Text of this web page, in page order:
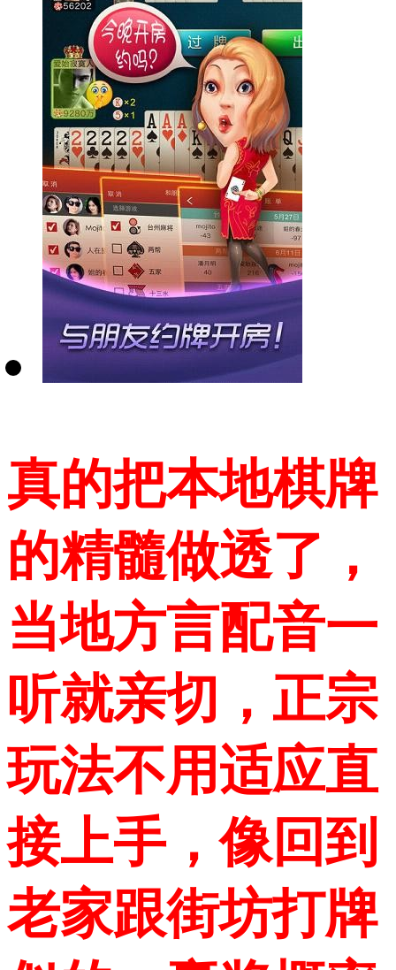
真的把本地棋牌
的精髓做透了，
当地方言配音一
听就亲切，正宗
玩法不用适应直
接上手，像回到
老家跟街坊打牌